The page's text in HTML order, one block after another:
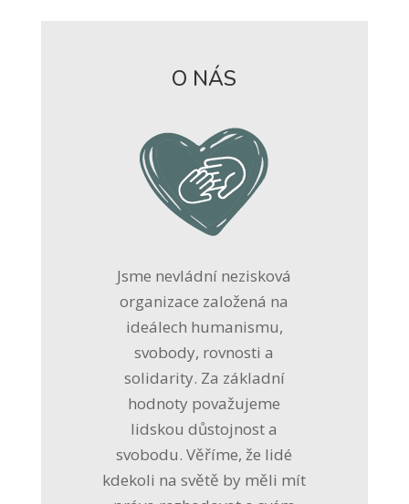
O NÁS
Jsme nevládní nezisková
organizace založená na
ideálech humanismu,
svobody, rovnosti a
solidarity. Za základní
hodnoty považujeme
lidskou důstojnost a
svobodu. Věříme, že lidé
kdekoli na světě by měli mít